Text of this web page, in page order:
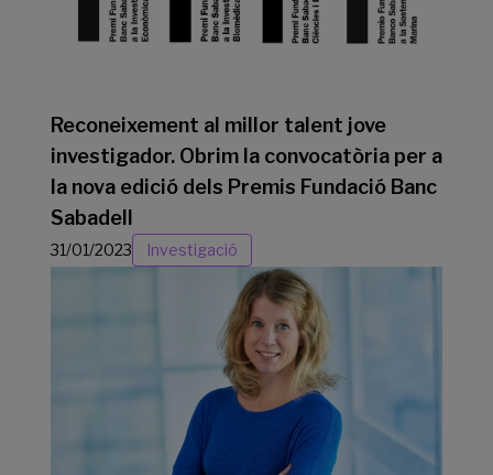
Reconeixement al millor talent jove
investigador. Obrim la convocatòria per a
la nova edició dels Premis Fundació Banc
Sabadell
31/01/2023 Investigació